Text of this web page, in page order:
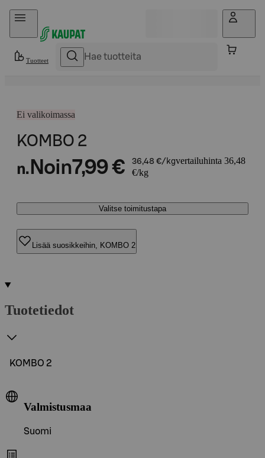
Hyppää sisältöön
Tuotteet
Ei valikoimassa
KOMBO 2
n. Noin7,99 € 36,48 €/kgvertailuhinta 36,48
€/kg
Valitse toimitustapa
Lisää suosikkeihin, KOMBO 2
Tuotetiedot
KOMBO 2
Valmistusmaa
Suomi